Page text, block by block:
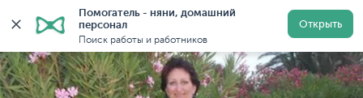
Помогатель - няни, домашний
персонал
Поиск работы и работников
Открыть
Главная Няни Няни в Москве Няни у метро